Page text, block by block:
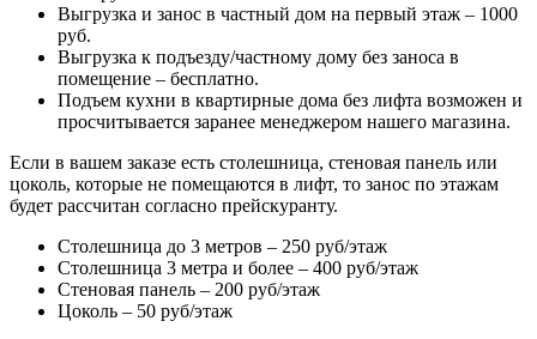
Выгрузка и занос в частный дом на первый этаж – 1000
руб.
Выгрузка к подъезду/частному дому без заноса в
помещение – бесплатно.
Подъем кухни в квартирные дома без лифта возможен и
просчитывается заранее менеджером нашего магазина.
Если в вашем заказе есть столешница, стеновая панель или
цоколь, которые не помещаются в лифт, то занос по этажам
будет рассчитан согласно прейскуранту.
Столешница до 3 метров – 250 руб/этаж
Столешница 3 метра и более – 400 руб/этаж
Стеновая панель – 200 руб/этаж
Цоколь – 50 руб/этаж